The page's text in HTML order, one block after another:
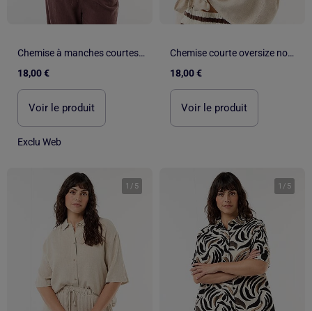
Chemise à manches courtes boutonnée
18,00 €
Voir le produit
Exclu Web
Chemise courte oversize nouée
18,00 €
Voir le produit
1 / 5 1 / 5